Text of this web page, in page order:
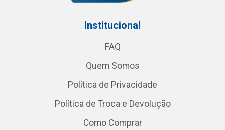
Institucional
FAQ
Quem Somos
Política de Privacidade
Política de Troca e Devolução
Como Comprar